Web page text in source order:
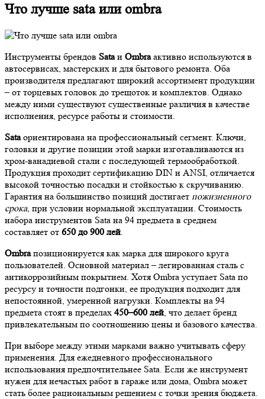
Что лучше sata или ombra
Инструменты брендов Sataи Ombraактивно используются в
автосервисах, мастерских и для бытового ремонта. Оба
производителя предлагают широкий ассортимент продукции
– от торцевых головок до трещоток и комплектов. Однако
между ними существуют существенные различия в качестве
исполнения, ресурсе работы и стоимости.
Sataориентирована на профессиональный сегмент. Ключи,
головки и другие позиции этой марки изготавливаются из
хром-ванадиевой стали с последующей термообработкой.
Продукция проходит сертификацию DIN и ANSI, отличается
высокой точностью посадки и стойкостью к скручиванию.
Гарантия на большинство позиций достигает пожизненного
срока, при условии нормальной эксплуатации. Стоимость
набора инструментов Sata на 94 предмета в среднем
составляет от 650 до 900 лей.
Ombraпозиционируется как марка для широкого круга
пользователей. Основной материал – легированная сталь с
антикоррозийным покрытием. Хотя Ombra уступает Sata по
ресурсу и точности подгонки, ее продукция подходит для
непостоянной, умеренной нагрузки. Комплекты на 94
предмета стоят в пределах 450–600 лей, что делает бренд
привлекательным по соотношению цены и базового качества.
При выборе между этими марками важно учитывать сферу
применения. Для ежедневного профессионального
использования предпочтительнее Sata. Если же инструмент
нужен для нечастых работ в гараже или дома, Ombra может
стать более рациональным решением с точки зрения бюджета.